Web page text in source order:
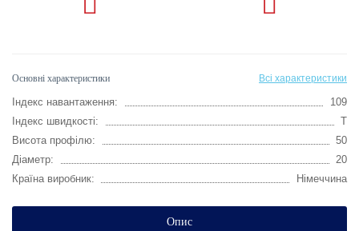
Основні характеристики Всі характеристики
Індекс навантаження:
109
Індекс швидкості:
T
Висота профілю:
50
Діаметр:
20
Країна виробник:
Німеччина
Опис